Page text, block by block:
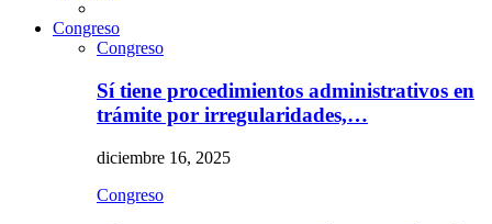
Congreso
Congreso
Sí tiene procedimientos administrativos en
trámite por irregularidades,…
diciembre 16, 2025
Congreso